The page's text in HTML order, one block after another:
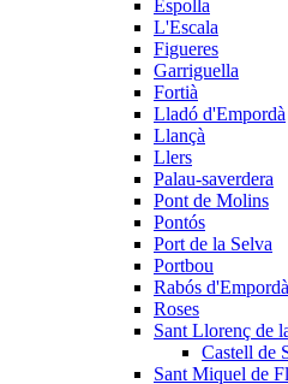
Espolla
L'Escala
Figueres
Garriguella
Fortià
Lladó d'Empordà
Llançà
Llers
Palau-saverdera
Pont de Molins
Pontós
Port de la Selva
Portbou
Rabós d'Empordà
Roses
Sant Llorenç de
Castell de
Sant Miquel de